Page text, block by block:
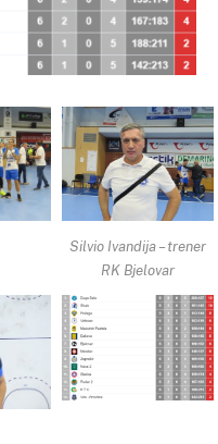
Silvio Ivandija – trener
RK Bjelovar